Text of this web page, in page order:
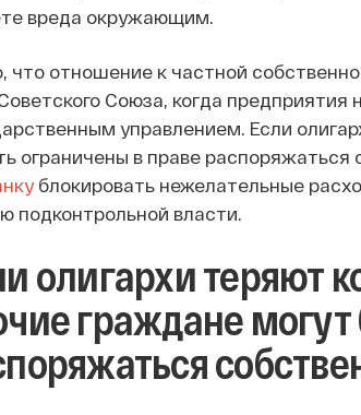
вреда окружающим.
что отношение к частной
Союза, когда предприятия
управлением. Если
ограничены в праве
блокировать нежелательные
подконтрольной власти.
олигархи теряют
граждане